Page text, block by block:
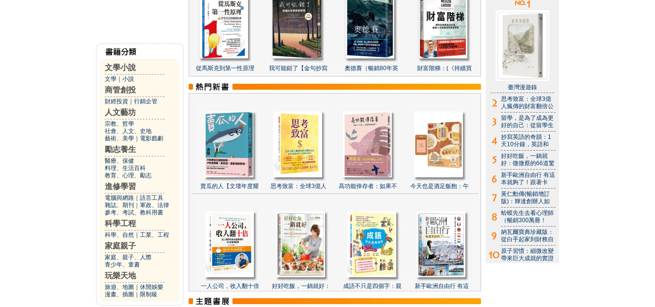
文學小說
文學 小說
商管創投
財經投資 行銷企管
人文藝坊
宗教、哲學
社會、人文、史地
藝術、美學
電影戲劇
勵志養生
醫療、保健
料理、生活百科
教育、心理、勵志
進修學習
電腦與網路
語言工具
雜誌、期刊
軍政、法律
參考、考試、教科用書
科學工程
科學、自然 工業、工程
家庭親子
家庭、親子、人際
青少年、童書
玩樂天地
旅遊、地圖
休閒娛樂
漫畫、插圖
限制級
從馬斯克到第一性原理 我可能錯了【金句抄寫 奧德賽（暢銷80年英 財富階梯：(《持續買
賣瓜的人【文壇年度耀 思考致富：全球3億人 高功能倖存者：如果不 今天也是酒足飯飽：午
一人公司，收入翻十倍 好好吃飯，一鍋就好： 成語不只是四個字：親 新手歐洲自由行 有這
臺灣漫遊錄
思考致富：全球3億
人瘋傳的財富翻倍公
留學，是為了成為更
好的自己：從留學生
抄寫英語的奇蹟：1
天10分鐘，英語和
好好吃飯，一鍋就
好：微微蔡的66道驚
新手歐洲自由行 有這
本就夠了！跟著卡
黃仁勳傳(暢銷增訂
版)：輝達創辦人如
蛤蟆先生去看心理師
（暢銷300萬冊！
納瓦爾寶典珍藏版：
從白手起家到財務自
原子習慣：細微改變
帶來巨大成就的實證